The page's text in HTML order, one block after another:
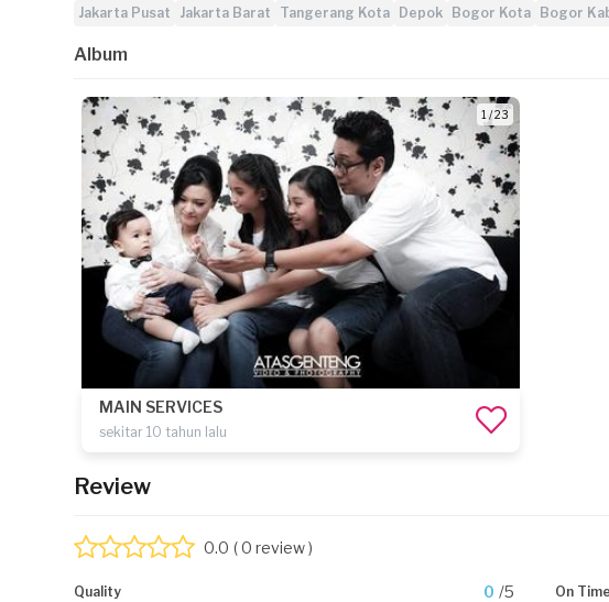
Jakarta Pusat
Jakarta Barat Tangerang Kota Depok Bogor Kota Bogor
Album
1 / 23
MAIN SERVICES
sekitar 10 tahun lalu
Review
0.0 ( 0 review )
Quality 0 /5 On Time